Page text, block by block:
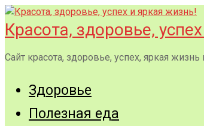
Перейти
к
контенту
Красота, здоровье,
Сайт красота, здоровье, успех, яркая
Здоровье
Полезная еда